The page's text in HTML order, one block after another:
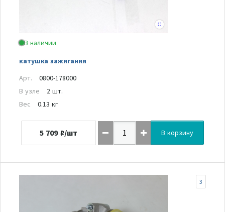
В наличии
катушка зажигания
Арт.
0800-178000
В узле
2 шт.
Вес
0.13 кг
5 709 ₽/шт В корзину
3